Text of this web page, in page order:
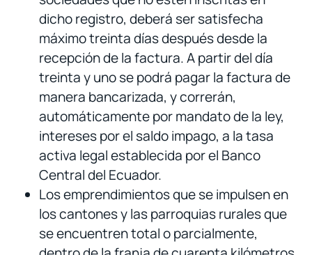
dicho registro, deberá ser satisfecha
máximo treinta días después desde la
recepción de la factura. A partir del día
treinta y uno se podrá pagar la factura de
manera bancarizada, y correrán,
automáticamente por mandato de la ley,
intereses por el saldo impago, a la tasa
activa legal establecida por el Banco
Central del Ecuador.
Los emprendimientos que se impulsen en
los cantones y las parroquias rurales que
se encuentren total o parcialmente,